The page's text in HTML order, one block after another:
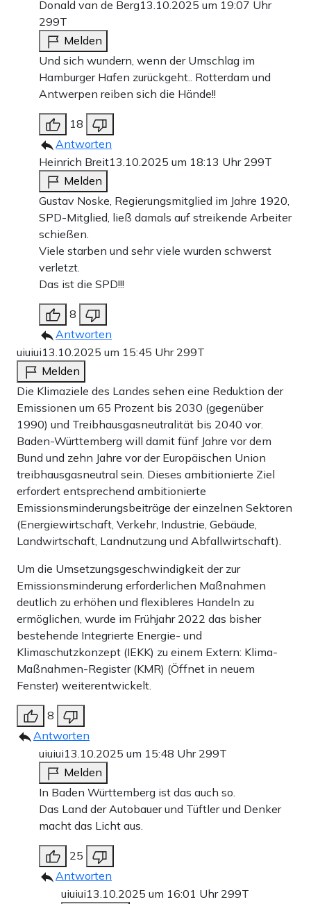
Donald van de Berg13.10.2025 um 19:07 Uhr
299T
Melden
Und sich wundern, wenn der Umschlag im
Hamburger Hafen zurückgeht.. Rotterdam und
Antwerpen reiben sich die Hände!!
18
Antworten
Heinrich Breit13.10.2025 um 18:13 Uhr 299T
Melden
Gustav Noske, Regierungsmitglied im Jahre 1920,
SPD-Mitglied, ließ damals auf streikende Arbeiter
schießen.
Viele starben und sehr viele wurden schwerst
verletzt.
Das ist die SPD!!!
8
Antworten
uiuiui13.10.2025 um 15:45 Uhr 299T
Melden
Die Klimaziele des Landes sehen eine Reduktion der
Emissionen um 65 Prozent bis 2030 (gegenüber
1990) und Treibhausgasneutralität bis 2040 vor.
Baden-Württemberg will damit fünf Jahre vor dem
Bund und zehn Jahre vor der Europäischen Union
treibhausgasneutral sein. Dieses ambitionierte Ziel
erfordert entsprechend ambitionierte
Emissionsminderungsbeiträge der einzelnen Sektoren
(Energiewirtschaft, Verkehr, Industrie, Gebäude,
Landwirtschaft, Landnutzung und Abfallwirtschaft).
Um die Umsetzungsgeschwindigkeit der zur
Emissionsminderung erforderlichen Maßnahmen
deutlich zu erhöhen und flexibleres Handeln zu
ermöglichen, wurde im Frühjahr 2022 das bisher
bestehende Integrierte Energie- und
Klimaschutzkonzept (IEKK) zu einem Extern: Klima-
Maßnahmen-Register (KMR) (Öffnet in neuem
Fenster) weiterentwickelt.
8
Antworten
uiuiui13.10.2025 um 15:48 Uhr 299T
Melden
In Baden Württemberg ist das auch so.
Das Land der Autobauer und Tüftler und Denker
macht das Licht aus.
25
Antworten
uiuiui13.10.2025 um 16:01 Uhr 299T